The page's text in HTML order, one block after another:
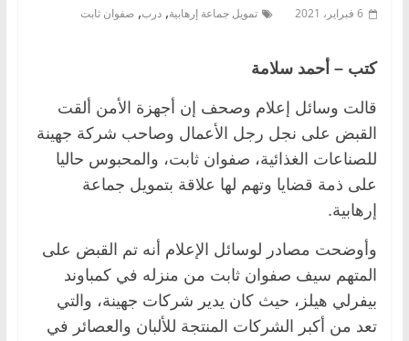
6 فبراير، 2021 تمويل جماعة إرهابية, درب, صفوان ثابت
كتب – أحمد سلامة
قالت وسائل إعلام وصحف إن أجهزة الأمن ألقت
القبض على نجل رجل الأعمال وصاحب شركة جهينة
للصناعات الغذائية، صفوان ثابت، والمحبوس حاليا
على ذمة قضايا وتهم لها علاقة بتمويل جماعة
إرهابية.
وأوضحت مصادر لوسائل الإعلام أنه تم القبض على
المتهم سيف صفوان ثابت من منزله في كمباوند
بيفرلي هيلز، حيث كان يدير شركات جهينة، والتي
تعد من أكبر الشركات المنتجة للألبان والعصائر في